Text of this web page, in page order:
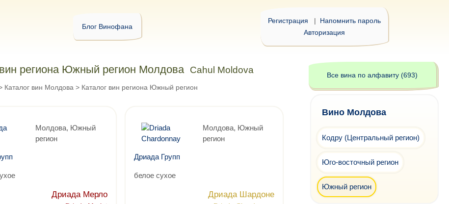
Блог Винофана
Регистрация | Напомнить пароль
Авторизация
региона Южный регион Молдова Cahul Moldova
Каталог вин Молдова >Каталог вин региона Южный регион
Молдова, Южный
регион
Дриада Мерло
Молдова, Южный
регион
Дриада Групп
белое сухое
Дриада Шардоне
Все вина по алфавиту (693)
Вино Молдова
Кодру (Центральный регион)
Юго-восточный регион
Южный регион